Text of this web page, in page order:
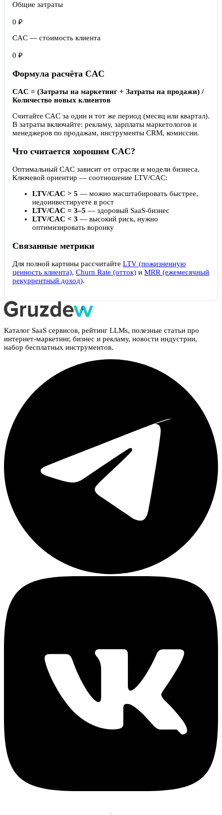
Общие затраты
0 ₽
CAC — стоимость клиента
0 ₽
Формула расчёта CAC
CAC = (Затраты на маркетинг + Затраты на продажи) /
Количество новых клиентов
Считайте CAC за один и тот же период (месяц или квартал).
В затраты включайте: рекламу, зарплаты маркетологов и
менеджеров по продажам, инструменты CRM, комиссии.
Что считается хорошим CAC?
Оптимальный CAC зависит от отрасли и модели бизнеса.
Ключевой ориентир — соотношение LTV/CAC:
LTV/CAC > 5 — можно масштабировать быстрее,
недоинвестируете в рост
LTV/CAC = 3–5 — здоровый SaaS-бизнес
LTV/CAC < 3 — высокий риск, нужно
оптимизировать воронку
Связанные метрики
Для полной картины рассчитайте LTV (пожизненную
ценность клиента), Churn Rate (отток) и MRR (ежемесячный
рекуррентный доход).
Каталог SaaS сервисов, рейтинг LLMs, полезные статьи про
интернет-маркетинг, бизнес и рекламу, новости индустрии,
набор бесплатных инструментов.